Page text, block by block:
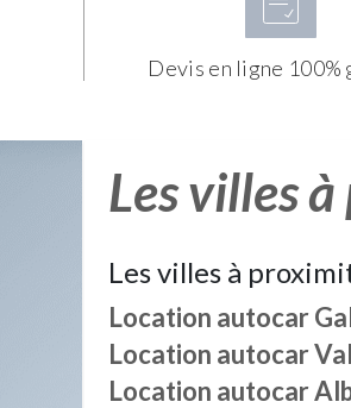
Devis en ligne
Les villes
Les villes à
Location autocar
Location autocar
Location autocar